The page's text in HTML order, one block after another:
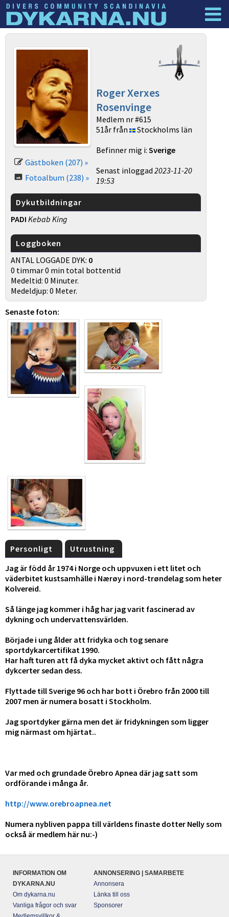
Dyknyheter Logga in
Gästboken (207) »
Fotoalbum (238) »
Roger Xerxes
Rosenvinge
Medlem nr #615
51år från
Stockholms län
Befinner mig i:Sverige
Senast inloggad2023-11-20
19:53
Dykutbildningar
PADI Kebab King
Loggboken
ANTAL LOGGADE DYK: 0
0 timmar 0 min total bottentid
Medeltid: 0 Minuter.
Medeldjup: 0 Meter.
Senaste foton:
Personligt
Utrustning
Jag är född år 1974 i Norge och uppvuxen i ett litet och
väderbitet kustsamhälle i Nærøy i nord-trøndelag som heter
Kolvereid.
Så länge jag kommer i håg har jag varit fascinerad av
dykning och undervattensvärlden.
Började i ung ålder att fridyka och tog senare
sportdykarcertifikat 1990.
Har haft turen att få dyka mycket aktivt och fått några
dykcerter sedan dess.
Flyttade till Sverige 96 och har bott i Örebro från 2000 till
2007 men är numera bosatt i Stockholm.
Jag sportdyker gärna men det är fridykningen som ligger
mig närmast om hjärtat..
Var med och grundade Örebro Apnea där jag satt som
ordförande i många år.
http://www.orebroapnea.net
Numera nybliven pappa till världens finaste dotter Nelly som
också är medlem här nu:-)
INFORMATION OM
DYKARNA.NU
Om dykarna.nu
Vanliga frågor och svar
ANNONSERING | SAMARBETE
Annonsera
Länka till oss
Sponsorer